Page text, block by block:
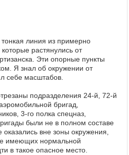
линия из примерно
растянулись от
Эти опорные пункты
Я знал об окружении от
себе масштабов.
подразделения 24-й, 72-й
бригад,
3-го полка спецназ,
были не в полном составе
вне зоны окружения,
имеющих нормальной
в такое опасное место.